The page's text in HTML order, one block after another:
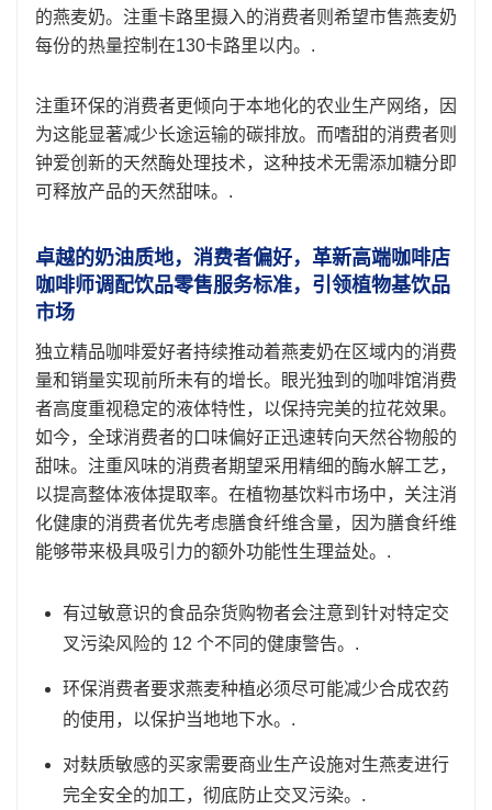
的燕麦奶。注重卡路里摄入的消费者则希望市售燕麦奶
每份的热量控制在130卡路里以内。.
注重环保的消费者更倾向于本地化的农业生产网络，因
为这能显著减少长途运输的碳排放。而嗜甜的消费者则
钟爱创新的天然酶处理技术，这种技术无需添加糖分即
可释放产品的天然甜味。.
卓越的奶油质地，消费者偏好，革新高端咖啡店
咖啡师调配饮品零售服务标准，引领植物基饮品
市场
独立精品咖啡爱好者持续推动着燕麦奶在区域内的消费
量和销量实现前所未有的增长。眼光独到的咖啡馆消费
者高度重视稳定的液体特性，以保持完美的拉花效果。
如今，全球消费者的口味偏好正迅速转向天然谷物般的
甜味。注重风味的消费者期望采用精细的酶水解工艺，
以提高整体液体提取率。在植物基饮料市场中，关注消
化健康的消费者优先考虑膳食纤维含量，因为膳食纤维
能够带来极具吸引力的额外功能性生理益处。.
有过敏意识的食品杂货购物者会注意到针对特定交
叉污染风险的 12 个不同的健康警告。.
环保消费者要求燕麦种植必须尽可能减少合成农药
的使用，以保护当地地下水。.
对麸质敏感的买家需要商业生产设施对生燕麦进行
完全安全的加工，彻底防止交叉污染。.